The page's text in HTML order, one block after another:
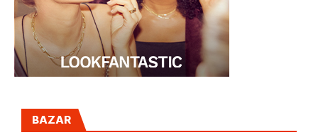
BAZAR